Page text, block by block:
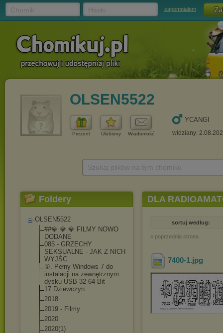
zapomniałem
OLSEN5522
Prezent Ulubiony Wiadomość
YCANGI
widziany:
Foldery
OLSEN5522
##💎 💎 💎 FILMY NOWO
DODANE
085 - GRZECHY
SEKSUALNE - JAK Z NICH
WYJŚC
①. Pełny Windows 7 do
instalacji na zewnętrznym
dysku USB 32-64 Bit
17 Dziewczyn
2018
2019 - Filmy
2020
2020(1)
DLA
sortuj według:
« poprzednia strona
7400-1.jpg